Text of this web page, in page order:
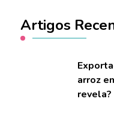
Artigos
arroz
revela?